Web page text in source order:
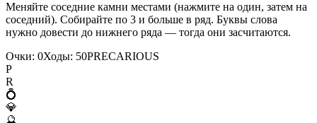
Меняйте соседние камни местами (нажмите на один, затем на
соседний). Собирайте по 3 и больше в ряд. Буквы слова
нужно довести до нижнего ряда — тогда они засчитаются.
Очки: 0Ходы: 50PRECARIOUS
P
R
💍
💎
🔮